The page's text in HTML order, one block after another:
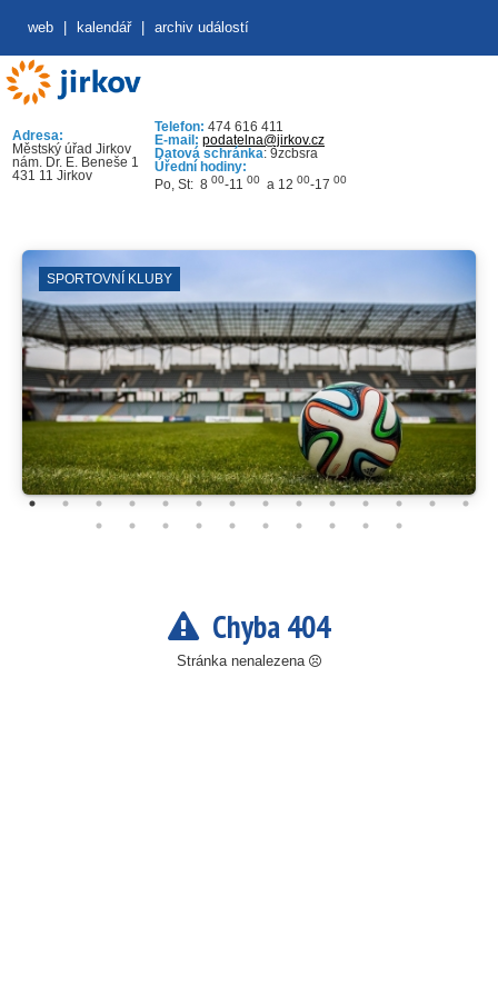
web kalendář archiv událostí
Adresa:
Městský úřad Jirkov
nám. Dr. E. Beneše 1
431 11 Jirkov
Telefon: 474 616 411
E-mail: podatelna@jirkov.cz
Datová schránka: 9zcbsra
Úřední hodiny:
Po, St: 8 00-11 00 a 12 00-17 00
SPORTOVNÍ KLUBY
Chyba 404
Stránka nenalezena